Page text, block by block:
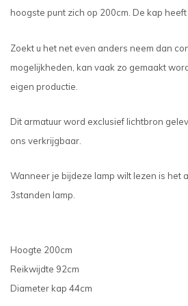
hoogste punt zich op 200cm. De kap
Zoekt u het net even anders neem dan
mogelijkheden, kan vaak zo gemaakt
eigen productie.
Dit armatuur word exclusief lichtbron
ons verkrijgbaar.
Wanneer je bijdeze lamp wilt lezen is het
3standen lamp.
Hoogte 200cm
Reikwijdte 92cm
Diameter kap 44cm